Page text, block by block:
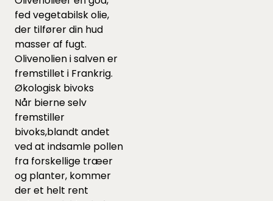
fed vegetabilsk olie,
der tilfører din hud
masser af fugt.
Olivenolien i salven er
fremstillet i Frankrig.
Økologisk bivoks
Når bierne selv
fremstiller
bivoks,blandt andet
ved at indsamle pollen
fra forskellige træer
og planter, kommer
der et helt rent